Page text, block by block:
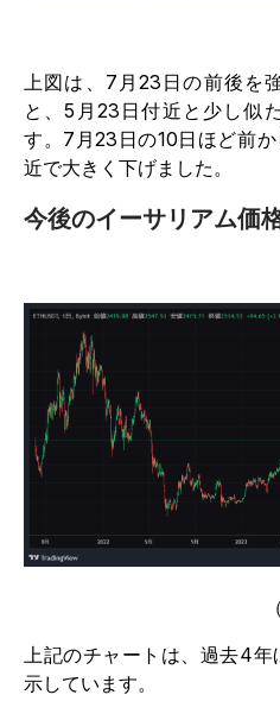
上図は、7月23日の前後を
と、5月23日付近と少し似
す。7月23日の10日ほど前
近で大きく下げました。
今後のイーサリアム価
上記のチャートは、過去4
示しています。